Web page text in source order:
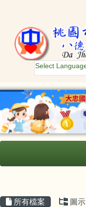
Select
所有檔案 圖示